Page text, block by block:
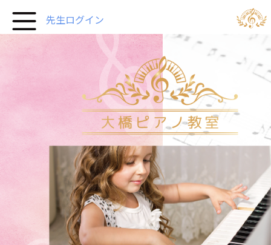
先生ログイン